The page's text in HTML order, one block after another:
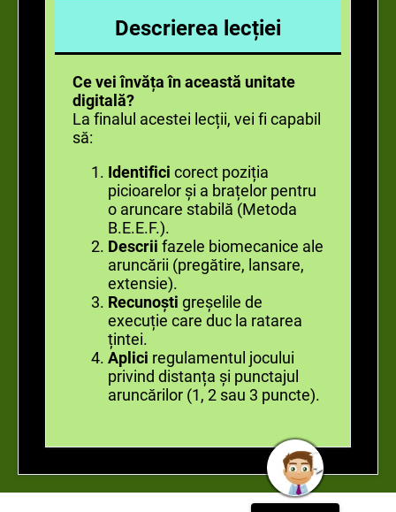
Descrierea lecției
Ce vei învăța în această unitate
digitală?
La finalul acestei lecții, vei fi capabil
să:
Identifici corect poziția
picioarelor și a brațelor pentru
o aruncare stabilă (Metoda
B.E.E.F.).
Descrii fazele biomecanice ale
aruncării (pregătire, lansare,
extensie).
Recunoști greșelile de
execuție care duc la ratarea
țintei.
Aplici regulamentul jocului
privind distanța și punctajul
aruncărilor (1, 2 sau 3 puncte).